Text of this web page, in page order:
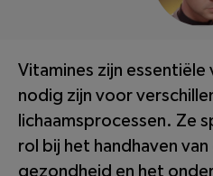
Mode & Verzorging
Vitamines zijn
nodig zijn voor
lichaamsprocessen. Ze
rol bij het handhaven
gezondheid en het